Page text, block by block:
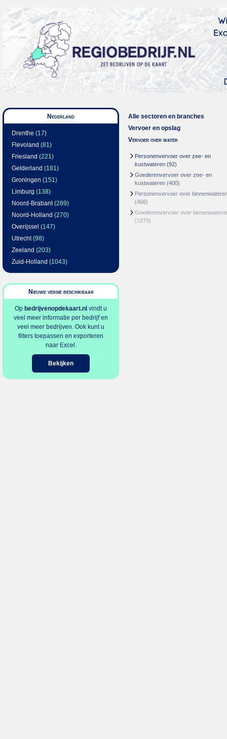
Nederland
Drenthe (17)
Flevoland (81)
Friesland (221)
Gelderland (181)
Groningen (151)
Limburg (138)
Noord-Brabant(289)
Noord-Holland (270)
Overijssel (147)
Utrecht(98)
Zeeland (203)
Zuid-Holland (1043)
Nieuwe versie beschikbaar
Op bedrijvenopdekaart.nl vindt u
veel meer informatie per bedrijf en
veel meer bedrijven. Ook kunt u
filters toepassen en exporteren
naar Excel.
Bekijken
Alle sectoren en branches
Vervoer en opslag
Vervoer over water
Personenvervoer over zee- en
kustwateren (92)
Goederenvervoer over zee- en
kustwateren (400)
Personenvervoer over
(466)
Goederenvervoer over
(1879)